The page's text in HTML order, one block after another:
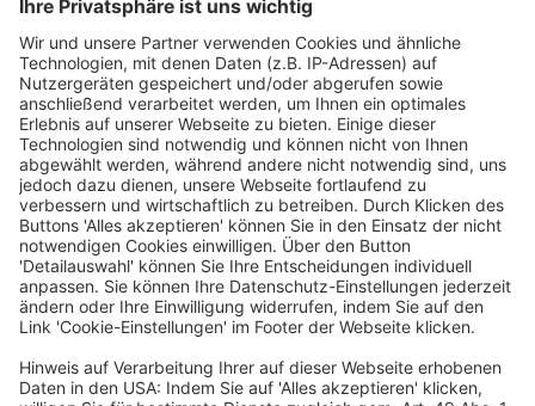
Abteilungsleiter Zertifizierung
DGNB GmbH
Ein Business-Event von: